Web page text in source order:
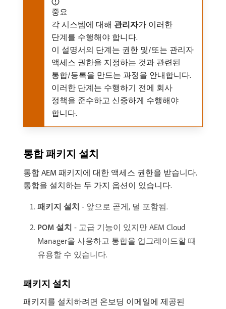
중요
각 시스템에 대해 관리자​가 이러한
단계를 수행해야 합니다.
이 설명서의 단계는 권한 및/또는 관리자
액세스 권한을 지정하는 것과 관련된
통합/등록을 만드는 과정을 안내합니다.
이러한 단계는 수행하기 전에 회사
정책을 준수하고 신중하게 수행해야
합니다.
통합 패키지 설치
통합 AEM 패키지에 대한 액세스 권한을 받습니다.
통합을 설치하는 두 가지 옵션이 있습니다.
패키지 설치 - 앞으로 곧게, 덜 포함됨.
POM 설치 - 고급 기능이 있지만 AEM Cloud
Manager을 사용하고 통합을 업그레이드할 때
유용할 수 있습니다.
패키지 설치
패키지를 설치하려면 온보딩 이메일에 제공된